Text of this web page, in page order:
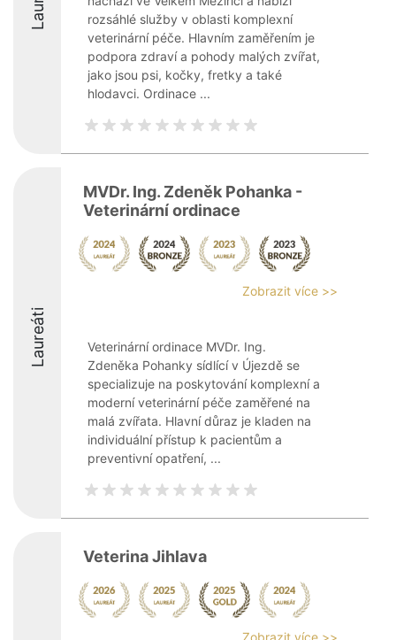
rozsáhlé služby v oblasti komplexní
veterinární péče. Hlavním zaměřením je
podpora zdraví a pohody malých zvířat,
jako jsou psi, kočky, fretky a také
hlodavci. Ordinace ...
Laureáti
MVDr. Ing. Zdeněk Pohanka -
Veterinární ordinace
Zobrazit více >>
Veterinární ordinace MVDr. Ing.
Zdeněka Pohanky sídlící v Újezdě se
specializuje na poskytování komplexní a
moderní veterinární péče zaměřené na
malá zvířata. Hlavní důraz je kladen na
individuální přístup k pacientům a
preventivní opatření, ...
Veterina Jihlava
Zobrazit více >>